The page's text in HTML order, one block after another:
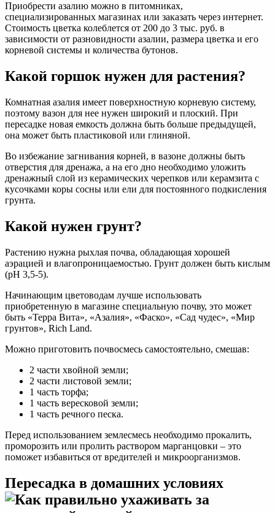
Приобрести азалию можно в питомниках,
специализированных магазинах или заказать через интернет.
Стоимость цветка колеблется от 200 до 3 тыс. руб. в
зависимости от разновидности азалии, размера цветка и его
корневой системы и количества бутонов.
Какой горшок нужен для растения?
Комнатная азалия имеет поверхностную корневую систему,
поэтому вазон для нее нужен широкий и плоский. При
пересадке новая емкость должна быть больше предыдущей,
она может быть пластиковой или глиняной.
Во избежание загнивания корней, в вазоне должны быть
отверстия для дренажа, а на его дно необходимо уложить
дренажный слой из керамических черепков или керамзита с
кусочками коры сосны или ели для постоянного подкисления
грунта.
Какой нужен грунт?
Растению нужна рыхлая почва, обладающая хорошей
аэрацией и влагопроницаемостью. Грунт должен быть кислым
(pH 3,5-5).
Начинающим цветоводам лучше использовать
приобретенную в магазине специальную почву, это может
быть «Терра Вита», «Азалия», «Фаско», «Сад чудес», «Мир
грунтов», Rich Land.
Можно приготовить почвосмесь самостоятельно, смешав:
2 части хвойной земли;
2 части листовой земли;
1 часть торфа;
1 часть вересковой земли;
1 часть речного песка.
Перед использованием землесмесь необходимо прокалить,
проморозить или пролить раствором марганцовки – это
поможет избавиться от вредителей и микроорганизмов.
Пересадка в домашних условиях